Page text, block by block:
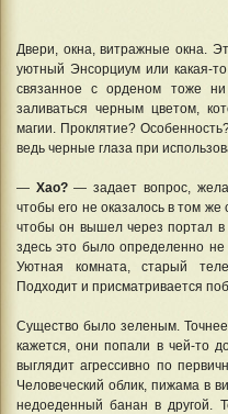
Двери, окна, витражные окна.
уютный Энсорциум или какая-
связанное с орденом тоже
заливаться черным цветом,
магии. Проклятие?
ведь черные глаза при
— Хао?— задает вопрос,
чтобы его не оказалось в том
чтобы он вышел через портал в
здесь это было определенно
Уютная комната, старый
Подходит и присматривается
Существо было зеленым.
кажется, они попали в чей-то
выглядит агрессивно по
Человеческий облик, пижама в
недоеденный банан в другой.